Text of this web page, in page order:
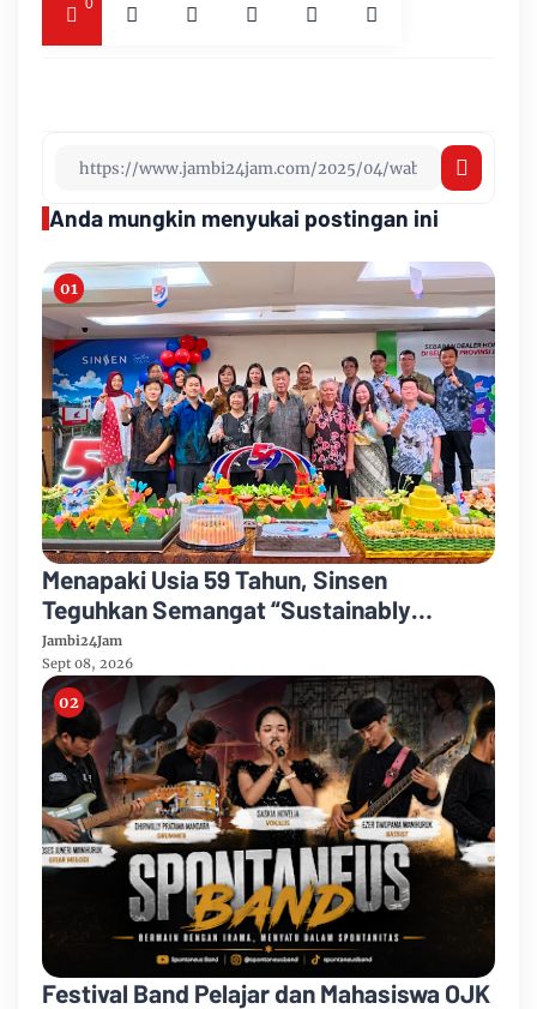
0
Anda mungkin menyukai postingan ini
Menapaki Usia 59 Tahun, Sinsen
Teguhkan Semangat “Sustainably
Growing”
Jambi24Jam
Sept 08, 2026
Festival Band Pelajar dan Mahasiswa OJK